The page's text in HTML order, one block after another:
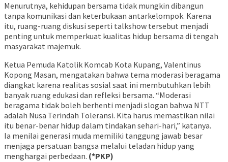
Menurutnya, kehidupan bersama tidak mungkin dibangun
tanpa komunikasi dan keterbukaan antarkelompok. Karena
itu, ruang-ruang diskusi seperti talkshow tersebut menjadi
penting untuk memperkuat kualitas hidup bersama di tengah
masyarakat majemuk.
Ketua Pemuda Katolik Komcab Kota Kupang, Valentinus
Kopong Masan, mengatakan bahwa tema moderasi beragama
diangkat karena realitas sosial saat ini membutuhkan lebih
banyak ruang edukasi dan refleksi bersama. “Moderasi
beragama tidak boleh berhenti menjadi slogan bahwa NTT
adalah Nusa Terindah Toleransi. Kita harus memastikan nilai
itu benar-benar hidup dalam tindakan sehari-hari,” katanya.
Ia menilai generasi muda memiliki tanggung jawab besar
menjaga persatuan bangsa melalui teladan hidup yang
menghargai perbedaan. (*PKP)